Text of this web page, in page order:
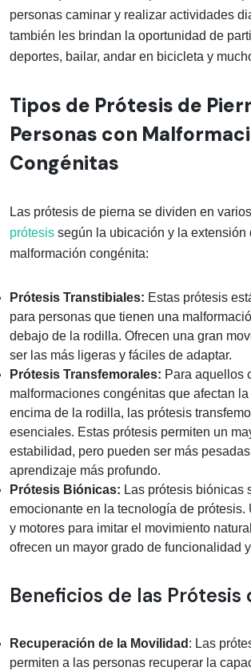
personas caminar y realizar actividades
también les brindan la oportunidad de
deportes, bailar, andar en bicicleta y
Tipos de Prótesis de
Personas con
Congénitas
Las prótesis de pierna se dividen en varios
prótesis según la ubicación y la extensión
malformación congénita:
Prótesis Transtibiales: Estas prótesis
para personas que tienen una
debajo de la rodilla. Ofrecen una gran
ser las más ligeras y fáciles de adaptar.
Prótesis Transfemorales: Para aquellos
malformaciones congénitas que afectan
encima de la rodilla, las prótesis
esenciales. Estas prótesis permiten un
estabilidad, pero pueden ser más
aprendizaje más profundo.
Prótesis Biónicas: Las prótesis biónicas
emocionante en la tecnología de prótesis.
y motores para imitar el movimiento
ofrecen un mayor grado de funcionalidad
Beneficios de las Prótesis
Recuperación de la Movilidad : Las
permiten a las personas recuperar la